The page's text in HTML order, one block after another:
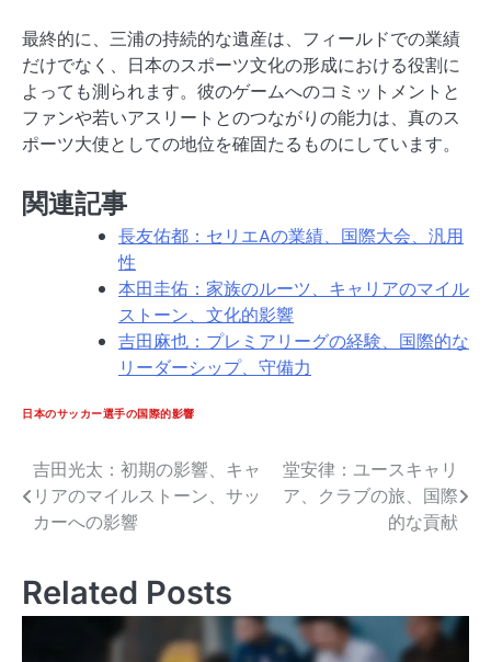
最終的に、三浦の持続的な遺産は、フィールドでの業績
だけでなく、日本のスポーツ文化の形成における役割に
よっても測られます。彼のゲームへのコミットメントと
ファンや若いアスリートとのつながりの能力は、真のス
ポーツ大使としての地位を確固たるものにしています。
関連記事
長友佑都：セリエAの業績、国際大会、汎用
性
本田圭佑：家族のルーツ、キャリアのマイル
ストーン、文化的影響
吉田麻也：プレミアリーグの経験、国際的な
リーダーシップ、守備力
日本のサッカー選手の国際的影響
Post
navigation
吉田光太：初期の影響、キャ
リアのマイルストーン、サッ
カーへの影響
堂安律：ユースキャリ
ア、クラブの旅、国際
的な貢献
Related Posts